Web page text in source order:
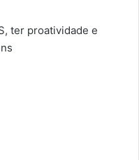
ter proatividade e